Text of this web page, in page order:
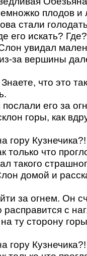
плодов и
стали
его искать? Где?
увидал
за вершины
что это
его за
горы, как
гору
только что
такого
домой и
за огнем. Он
с
ту сторону
гору